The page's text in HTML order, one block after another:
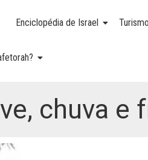
Enciclopédia de Israel Turismo
chuva e